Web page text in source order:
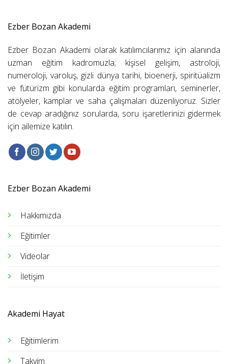
Ezber Bozan Akademi
Ezber Bozan Akademi olarak katılımcılarımız için alanında
uzman eğitim kadromuzla; kişisel gelişim, astroloji,
numeroloji, varoluş, gizli dünya tarihi, bioenerji, spiritüalizm
ve fütürizm gibi konularda eğitim programları, seminerler,
atölyeler, kamplar ve saha çalışmaları düzenliyoruz. Sizler
de cevap aradığınız sorularda, soru işaretlerinizi gidermek
için ailemize katılın.
Ezber Bozan Akademi
Hakkımızda
Eğitimler
Videolar
İletişim
Akademi Hayat
Eğitimlerim
Takvim